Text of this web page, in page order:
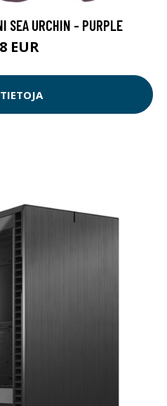
SEA URCHIN - PURPLE
EUR